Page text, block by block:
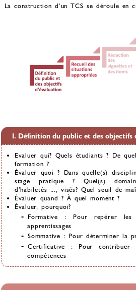
La construction d’un TCS se déroule en
I. Définition du public et des objectifs
Evaluer qui? Quels étudiants ? De
formation ?
Évaluer quoi ? Dans quelle(s)
stage pratique ? Quel(s)
d’habiletés ..., visés? Quel seuil de
Évaluer quand ? À quel moment ?
Évaluer, pourquoi?
Formative : Pour repérer
apprentissages
Sommative : Pour déterminer la
Certificative : Pour contribuer
compétences